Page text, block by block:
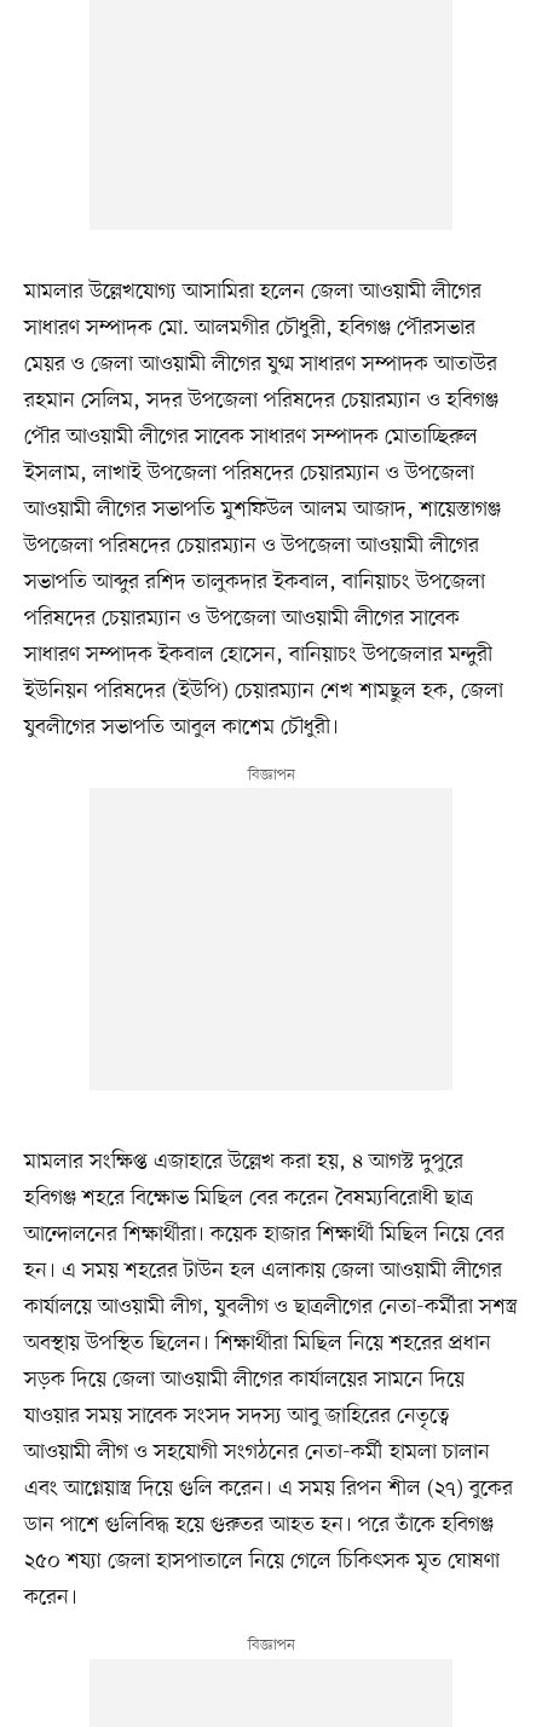
মামলার উল্লেখযোগ্য আসামিরা হলেন জেলা আওয়ামী লীগের
সাধারণ সম্পাদক মো. আলমগীর চৌধুরী, হবিগঞ্জ পৌরসভার
মেয়র ও জেলা আওয়ামী লীগের যুগ্ম সাধারণ সম্পাদক আতাউর
রহমান সেলিম, সদর উপজেলা পরিষদের চেয়ারম্যান ও হবিগঞ্জ
পৌর আওয়ামী লীগের সাবেক সাধারণ সম্পাদক মোতাচ্ছিরুল
ইসলাম, লাখাই উপজেলা পরিষদের চেয়ারম্যান ও উপজেলা
আওয়ামী লীগের সভাপতি মুশফিউল আলম আজাদ, শায়েস্তাগঞ্জ
উপজেলা পরিষদের চেয়ারম্যান ও উপজেলা আওয়ামী লীগের
সভাপতি আব্দুর রশিদ তালুকদার ইকবাল, বানিয়াচং উপজেলা
পরিষদের চেয়ারম্যান ও উপজেলা আওয়ামী লীগের সাবেক
সাধারণ সম্পাদক ইকবাল হোসেন, বানিয়াচং উপজেলার মন্দুরী
ইউনিয়ন পরিষদের (ইউপি) চেয়ারম্যান শেখ শামছুল হক, জেলা
যুবলীগের সভাপতি আবুল কাশেম চৌধুরী।
মামলার সংক্ষিপ্ত এজাহারে উল্লেখ করা হয়, ৪ আগস্ট দুপুরে
হবিগঞ্জ শহরে বিক্ষোভ মিছিল বের করেন বৈষম্যবিরোধী ছাত্র
আন্দোলনের শিক্ষার্থীরা। কয়েক হাজার শিক্ষার্থী মিছিল নিয়ে বের
হন। এ সময় শহরের টাউন হল এলাকায় জেলা আওয়ামী লীগের
কার্যালয়ে আওয়ামী লীগ, যুবলীগ ও ছাত্রলীগের নেতা-কর্মীরা সশস্ত্র
অবস্থায় উপস্থিত ছিলেন। শিক্ষার্থীরা মিছিল নিয়ে শহরের প্রধান
সড়ক দিয়ে জেলা আওয়ামী লীগের কার্যালয়ের সামনে দিয়ে
যাওয়ার সময় সাবেক সংসদ সদস্য আবু জাহিরের নেতৃত্বে
আওয়ামী লীগ ও সহযোগী সংগঠনের নেতা-কর্মী হামলা চালান
এবং আগ্নেয়াস্ত্র দিয়ে গুলি করেন। এ সময় রিপন শীল (২৭) বুকের
ডান পাশে গুলিবিদ্ধ হয়ে গুরুতর আহত হন। পরে তাঁকে হবিগঞ্জ
২৫০ শয্যা জেলা হাসপাতালে নিয়ে গেলে চিকিৎসক মৃত ঘোষণা
করেন।